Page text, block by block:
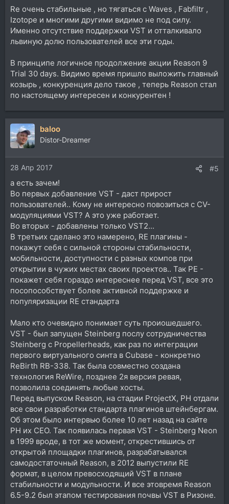
Re очень стабильные , но тягаться с Waves , Fabfiltr ,
Izotope и многими другими видимо не под силу.
Именно отсутствие поддержки VST и отталкивало
львиную долю пользователей все эти годы.
В принципе логичное продолжение акции Reason 9
Trial 30 days. Видимо время пришло выложить главный
козырь , конкуренция дело такое , теперь Reason стал
по настоящему интересен и конкурентен !
baloo
Distor-Dreamer
28 Апр 2017 #5
а есть зачем!
Во первых добавление VST - даст прирост
пользователей.. Кому не интересно повозиться с CV-
модуляциями VST? А это уже работает.
Во вторых - добавлены только VST2...
В третьих сделано это намерено, RE плагины -
покажут себя с сильной стороны стабильности,
мобильности, доступности с разных компов при
открытии в чужих местах своих проектов.. Так РЕ -
покажет себя гораздо интереснее перед VST, все это
посопособствует более активной поддержке и
популяризации RE стандарта
Мало кто очевидно понимает суть проиошедшего.
VST - был запущен Steinberg послу сотрудничества
Steinberg с Propellerheads, как раз по интеграции
первого виртуального синта в Cubase - конкретно
ReBirth RB-338. Так была совместно создана
технология ReWire, позднее 2я версия ревая,
позволила соединять любые хосты.
Перед выпуском Reason, на стадии ProjectX, РН отдали
все свои разработки стандарта плагинов штейнбергам.
Об этом было интервью более 10 лет назад на сайте
РН их СЕО. Так появилась первая VST - Steinberg Neon
в 1999 вроде, в тот же момент, открестившись от
открытой площадки плагинов, разрабатывался
самодостаточный Reason, в 2012 выпустили RE
формат, в целом превосходящий VST в плане
стабильности и модульности. И все этовремя Reason
6.5-9.2 был этапом тестирования почвы VST в Ризоне.